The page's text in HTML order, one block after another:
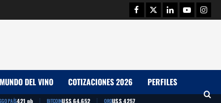
Facebook
TwitterLinkedinYoutube
MUNDO DEL VINO COTIZACIONES 2026 PERFILES
PAÍS421 pb | BITCOINU$S 64.652 | OROU$S 4257